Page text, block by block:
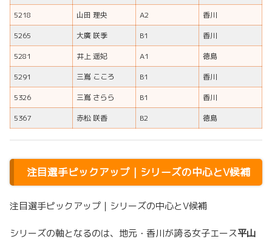
5218
山田 理央 A2
香川
5265
大廣 咲季 B1
香川
5281
井上 遥妃 A1
徳島
5291
三嶌 こころ B1
香川
5326
三嶌 さらら B1
香川
5367
赤松 咲香 B2 徳島
注目選手ピックアップ｜シリーズの中心とV候補
注目選手ピックアップ｜シリーズの中心とV候補
シリーズの軸となるのは、地元・香川が誇る女子エース平山